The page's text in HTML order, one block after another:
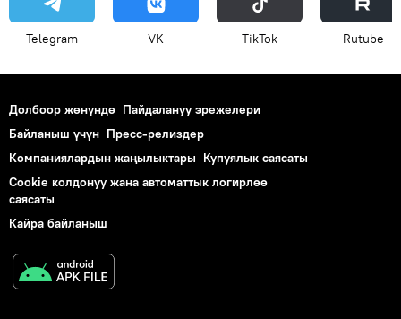
Telegram VK ТikТоk Rutube
Долбоор жөнүндө Пайдалануу эрежелери
Байланыш үчүн Пресс-релиздер
Компаниялардын жаңылыктары Купуялык саясаты
Cookie колдонуу жана автоматтык логирлөө
саясаты
Кайра байланыш